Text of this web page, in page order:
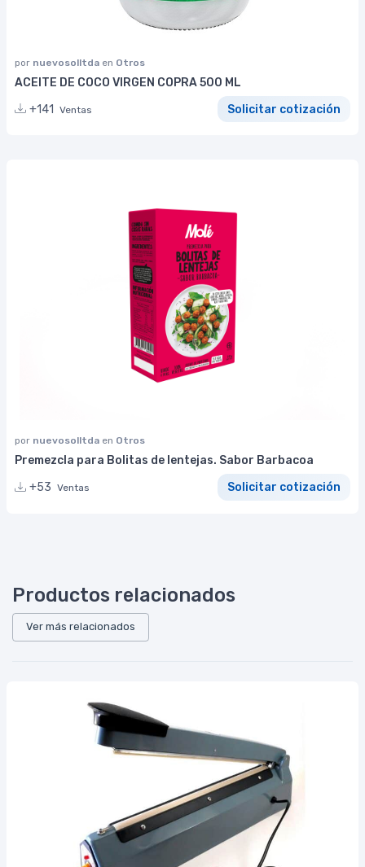
por nuevosolltda en Otros
ACEITE DE COCO VIRGEN COPRA 500 ML
+141
Ventas Solicitar cotización
por nuevosolltda en Otros
Premezcla para Bolitas de lentejas. Sabor Barbacoa
+53 Ventas Solicitar cotización
Productos relacionados
Ver más relacionados